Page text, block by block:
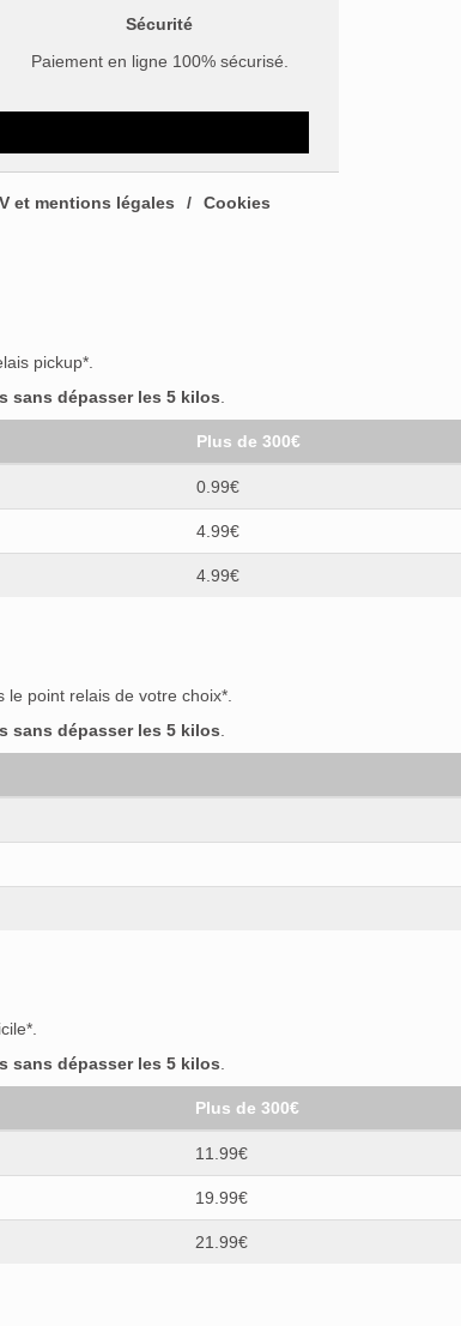
Sécurité
Paiement en ligne 100% sécurisé.
et mentions légales
Cookies
pickup*.
sans dépasser les 5 kilos
Plus de 300€
0.99€
4.99€
4.99€
le point relais de votre choix*.
sans dépasser les 5 kilos
sans dépasser les 5 kilos
Plus de 300€
11.99€
19.99€
21.99€